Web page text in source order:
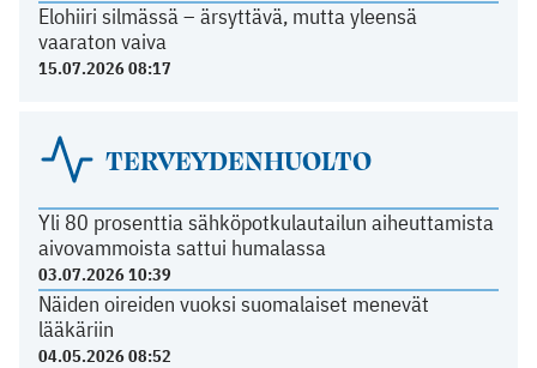
Elohiiri silmässä – ärsyttävä, mutta yleensä
vaaraton vaiva
15.07.2026 08:17
TERVEYDENHUOLTO
Yli 80 prosenttia sähköpotkulautailun aiheuttamista
aivovammoista sattui humalassa
03.07.2026 10:39
Näiden oireiden vuoksi suomalaiset menevät
lääkäriin
04.05.2026 08:52